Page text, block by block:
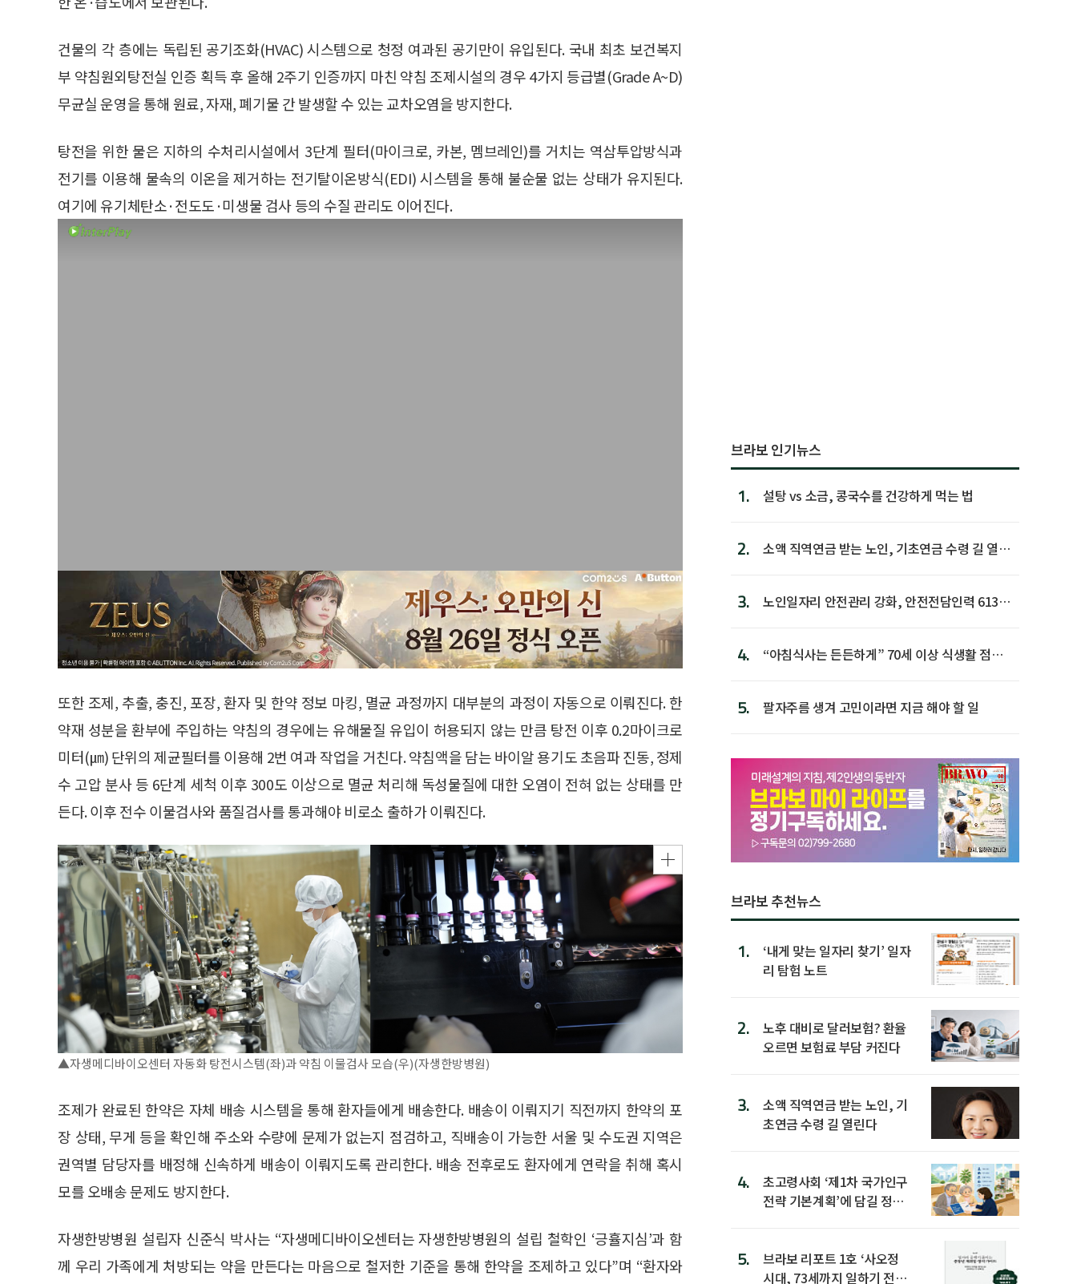
건물의 각 층에는 독립된 공기조화(HVAC) 시스템으로 청정 여과된 공기만이 유입된다. 국내 최초 보건복지
부 약침원외탕전실 인증 획득 후 올해 2주기 인증까지 마친 약침 조제시설의 경우 4가지 등급별(Grade A~D)
무균실 운영을 통해 원료, 자재, 폐기물 간 발생할 수 있는 교차오염을 방지한다.
탕전을 위한 물은 지하의 수처리시설에서 3단계 필터(마이크로, 카본, 멤브레인)를 거치는 역삼투압방식과
전기를 이용해 물속의 이온을 제거하는 전기탈이온방식(EDI) 시스템을 통해 불순물 없는 상태가 유지된다.
여기에 유기체탄소·전도도·미생물 검사 등의 수질 관리도 이어진다.
또한 조제, 추출, 충진, 포장, 환자 및 한약 정보 마킹, 멸균 과정까지 대부분의 과정이 자동으로 이뤄진다. 한
약재 성분을 환부에 주입하는 약침의 경우에는 유해물질 유입이 허용되지 않는 만큼 탕전 이후 0.2마이크로
미터(㎛) 단위의 제균필터를 이용해 2번 여과 작업을 거친다. 약침액을 담는 바이알 용기도 초음파 진동, 정제
수 고압 분사 등 6단계 세척 이후 300도 이상으로 멸균 처리해 독성물질에 대한 오염이 전혀 없는 상태를 만
든다. 이후 전수 이물검사와 품질검사를 통과해야 비로소 출하가 이뤄진다.
▲자생메디바이오센터 자동화 탕전시스템(좌)과 약침 이물검사 모습(우)(자생한방병원)
조제가 완료된 한약은 자체 배송 시스템을 통해 환자들에게 배송한다. 배송이 이뤄지기 직전까지 한약의 포
장 상태, 무게 등을 확인해 주소와 수량에 문제가 없는지 점검하고, 직배송이 가능한 서울 및 수도권 지역은
권역별 담당자를 배정해 신속하게 배송이 이뤄지도록 관리한다. 배송 전후로도 환자에게 연락을 취해 혹시
모를 오배송 문제도 방지한다.
자생한방병원 설립자 신준식 박사는 “자생메디바이오센터는 자생한방병원의 설립 철학인 ‘긍휼지심’과 함
께 우리 가족에게 처방되는 약을 만든다는 마음으로 철저한 기준을 통해 한약을 조제하고 있다”며 “환자와
브라보 인기뉴스
1. 설탕 vs 소금, 콩국수를 건강하게 먹는 법
2.
소액 직역연금 받는 노인, 기초연금 수령 길 열린
3.
노인일자리 안전관리 강화, 안전전담인력 613명
4.
“아침식사는 든든하게” 70세 이상 식생활 점수
5. 팔자주름 생겨 고민이라면 지금 해야 할 일
브라보 추천뉴스
1.
‘내게 맞는 일자리 찾기’ 일자
리 탐험 노트
2.
노후 대비로 달러보험? 환율
오르면 보험료 부담 커진다
3.
소액 직역연금 받는 노인, 기
초연금 수령 길 열린다
4.
초고령사회 ‘제1차 국가인구
전략 기본계획’에 담길 정책
5.
브라보 리포트 1호 ‘사오정
시대, 73세까지 일하기 전략’